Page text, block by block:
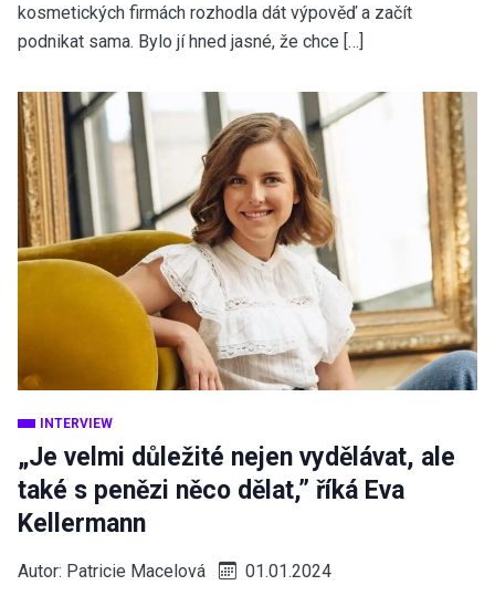
kosmetických firmách rozhodla dát výpověď a začít
podnikat sama. Bylo jí hned jasné, že chce […]
INTERVIEW
„Je velmi důležité nejen vydělávat, ale
také s penězi něco dělat,” říká Eva
Kellermann
Autor: Patricie Macelová 01.01.2024